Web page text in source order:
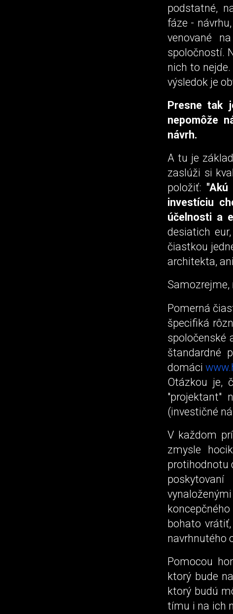
podstatné,
fáze -
venované
spoločností.
nich to
výsledok je
Presne tak
nepomôže
návrh.
A tu je
zaslúži si
položiť:
investíciu
účelnosti a
desiatich
čiastkou
architekta,
Samozrejme,
Pomerná
špecifiká
spoločenské
štandardné
domáci
Otázkou je,
"projektant"
(investičné
V každom
zmysle
protihodnotu
bohato
navrhnutého
Pomocou
ktorý bude
ktorý budú
tímu i na ich